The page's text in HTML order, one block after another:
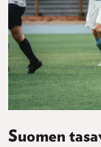
Suomen